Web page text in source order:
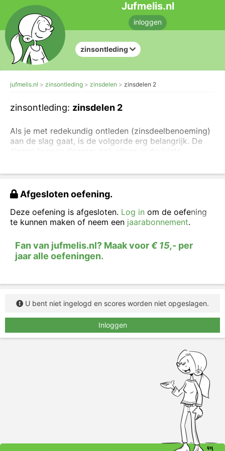
Jufmelis.nl
inloggen
zinsontleding
jufmelis.nl zinsontleding zinsdelen zinsdelen 2
zinsontleding: zinsdelen 2
Als je met redekundig ontleden (zinsdeelbenoeming)
aan de slag gaat, is de volgorde erg belangrijk. De
ga je de zin ook in zinsdelen verdelen, lees eerst de
uitleg over zinsdelen.
Eerst klik je op de persoonsvorm (pv), daar komt
dan een streep onder te staan. Daarna klik je op de
staan.Let op: de zinsdelen worden pas goed
gerekend als de zinsdeelstrepen allemaal op de juiste
Afgesloten oefening.
Deze oefening is afgesloten. Log in om de oefening
te kunnen maken of neem een jaarabonnement.
Fan van jufmelis.nl? Maak voor€ 15,- per
jaar alle oefeningen.
U bent niet ingelogd en scores worden niet opgeslagen.
Inloggen